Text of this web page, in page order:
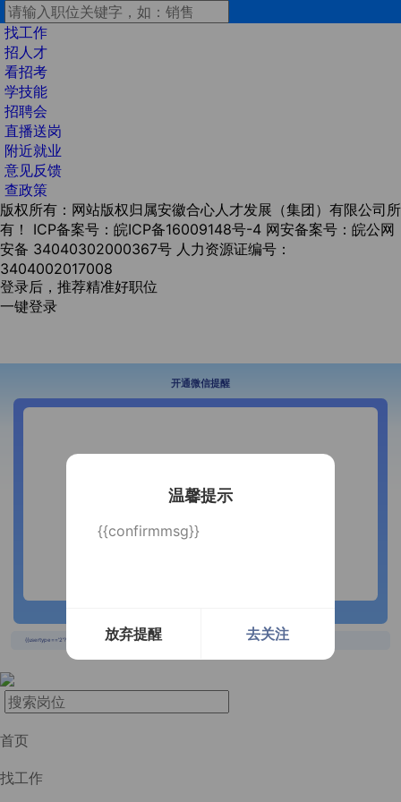
找工作
招人才
看招考
学技能
招聘会
直播送岗
附近就业
意见反馈
查政策
版权所有：网站版权归属安徽合心人才发展（集团）有限公司所
有！
ICP备案号：皖ICP备16009148号-4 网安备案号：皖公网
安备 34040302000367号 人力资源证编号：
3404002017008
登录后，推荐精准好职位
一键登录
开通微信提醒
{{usertype=='2'?'个人投递实时提醒，招聘更快捷！':'企业回复实时提醒，求职更快捷！'}}
温馨提示
{{confirmmsg}}
放弃提醒 去关注
首页
找工作